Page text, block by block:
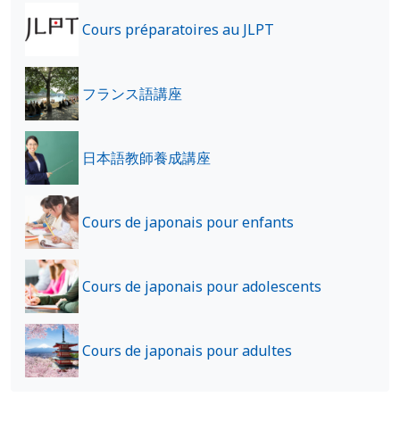
Cours préparatoires au JLPT
フランス語講座
日本語教師養成講座
Cours de japonais pour enfants
Cours de japonais pour adolescents
Cours de japonais pour adultes